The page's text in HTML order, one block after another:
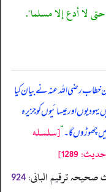
لا أدع إلا مسلما".
بن خطاب رضی اللہ عنہ نے بیان کیا
یہودیوں اور عیسائیوں کو جزیرہ
چھوڑوں گا۔“[سلسله
1289]
ترقیم البانی: 924